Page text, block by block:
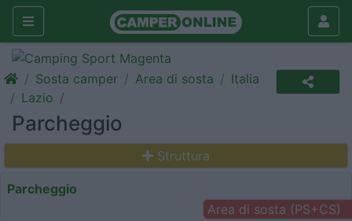
Sosta camper Area di sosta
Italia
Lazio
Parcheggio
Struttura
Parcheggio
Area di sosta (PS+CS)